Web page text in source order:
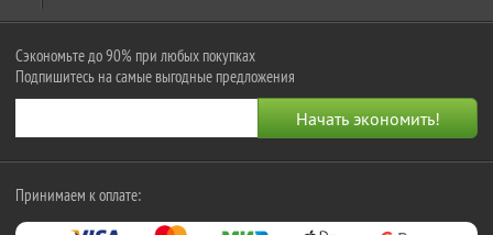
Сэкономьте до 90% при любых покупках
Подпишитесь на самые выгодные предложения
Принимаем к оплате: